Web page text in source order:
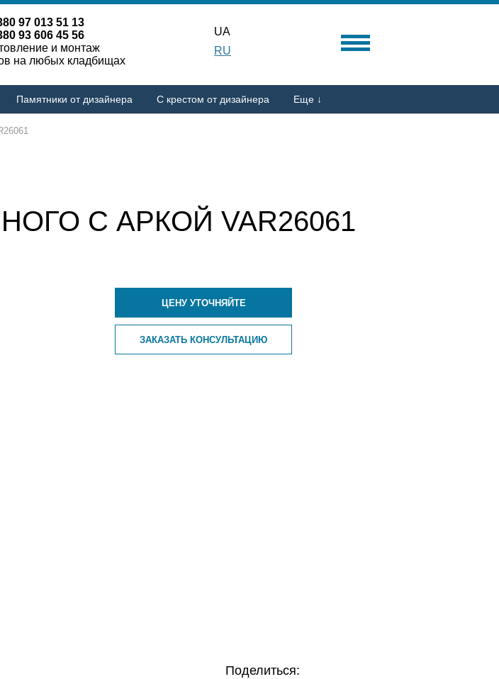
97 013 51 13
93 606 45 56
и монтаж
на любых кладбищах
UA
RU
Памятники от дизайнера С крестом от дизайнера Еще ↓
С АРКОЙ VAR26061
ЦЕНУ УТОЧНЯЙТЕ
ЗАКАЗАТЬ КОНСУЛЬТАЦИЮ
Поделиться: